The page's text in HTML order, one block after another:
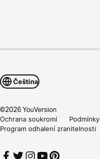
Čeština
©2026YouVersion
Ochrana soukromí
Podmínky
Program odhalení zranitelnosti